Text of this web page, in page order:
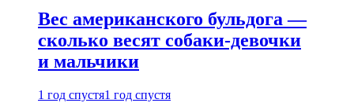
Вес американского бульдога —
сколько весят собаки-девочки
и мальчики
1 год спустя1 год спустя